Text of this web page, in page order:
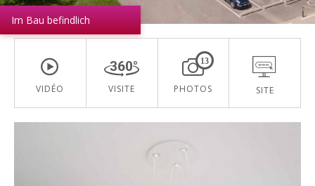
Im Bau befindlich
VIDÉO VISITE
13
PHOTOS SITE